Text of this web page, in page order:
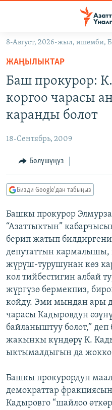
Навигацияга
өтүңүз
Издөөгө
салыңызКЫРГЫЗСТАН
МАДАНИЯТ
УКРАИНА
ТВ ПРОГРАММАЛАР
БҮГҮН АЗАТТЫКТА
ДАНИСТЕ
ЭЖЕ-СИҢДИЛЕР
АЗАТТЫК+
ЫҢГАЙСЫЗ СУРООЛОР
ПОДКАСТ
ОНЛАЙН ШЕРИНЕ
ЭЕ/АРнун бардык
8-Август, 2026-жыл, ишемби,
ЖАҢЫЛЫКТАР
Баш прокурор:
коргоо чарасы
каранды болот
18-Сентябрь, 2009
Бөлүшүңүз
Бизди Google'дан табыңыз
Башкы прокурор
“Азаттыктын”
берип жатып
депутаттын
жүрүш-турушунан көз
кол тийбестигин албай
жүргүзө бермекпиз,
койду. Эми мындан ары
чарасы Кадыровдун
байланыштуу болот,”
жакынкы күндөрү К.
ыктымалдыгын да
Башкы прокурордун
демократтар
Кадыровго “шайлоо